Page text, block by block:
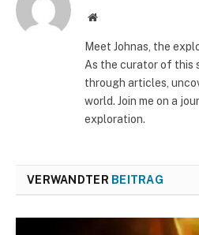
Website
Meet Johnas, the
As the curator of this
through articles,
world. Join me on a
exploration.
VERWANDTER BEITRAG